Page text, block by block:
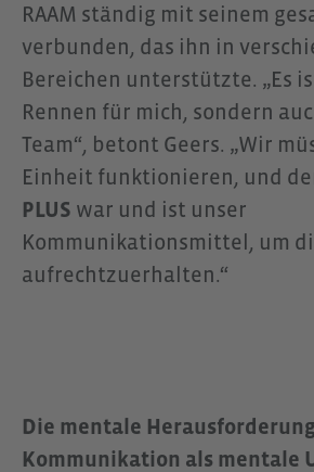
RAAM ständig mit seinem
verbunden, das ihn in
Bereichen unterstützte. „Es
Rennen für mich, sondern
Team“, betont Geers. „Wir
Einheit funktionieren, und
PLUS war und ist unser
Kommunikationsmittel, um
aufrechtzuerhalten.“
Die mentale
Kommunikation als mentale